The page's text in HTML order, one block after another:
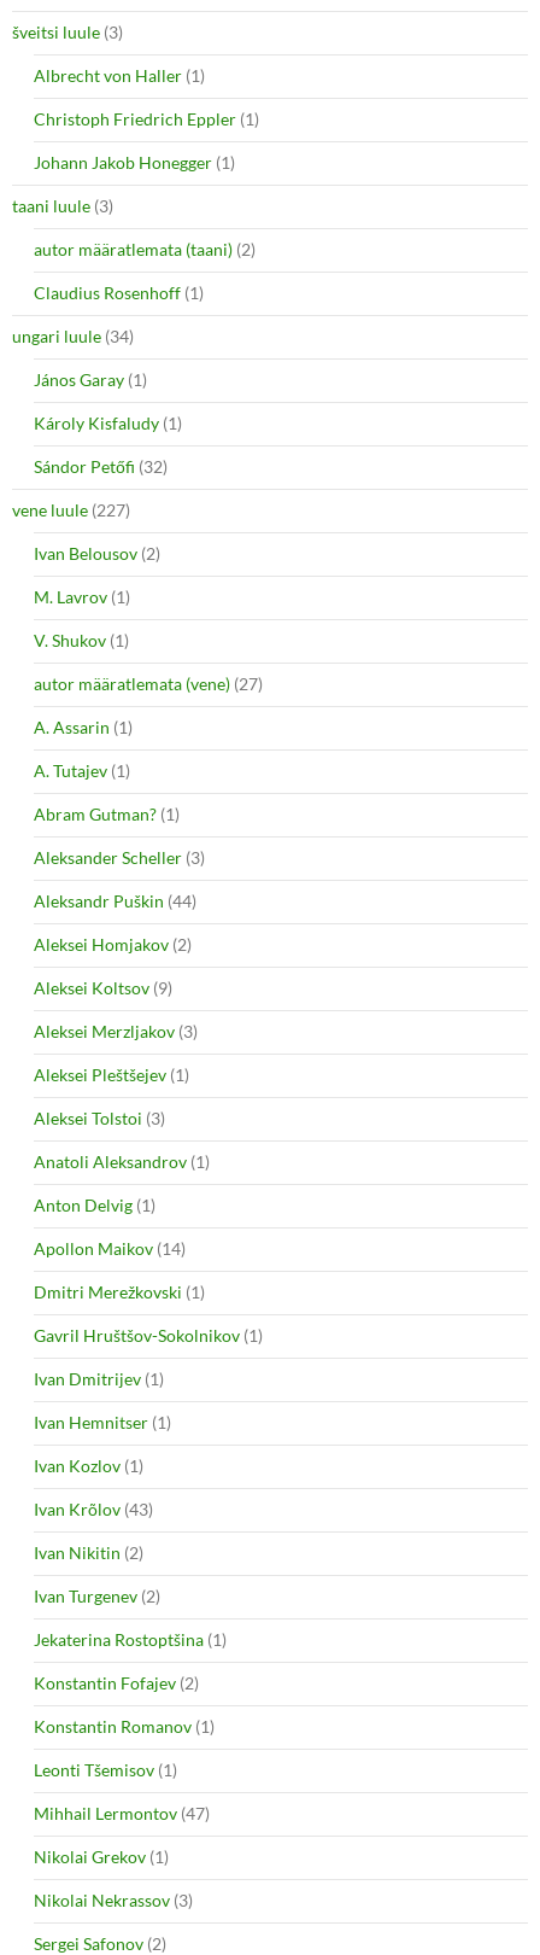
šveitsi luule (3)
Albrecht von Haller (1)
Christoph Friedrich Eppler (1)
Johann Jakob Honegger (1)
taani luule (3)
autor määratlemata (taani) (2)
Claudius Rosenhoff (1)
ungari luule (34)
János Garay (1)
Károly Kisfaludy (1)
Sándor Petőfi (32)
vene luule (227)
Ivan Belousov (2)
M. Lavrov (1)
V. Shukov (1)
autor määratlemata (vene) (27)
A. Assarin (1)
A. Tutajev (1)
Abram Gutman? (1)
Aleksander Scheller (3)
Aleksandr Puškin (44)
Aleksei Homjakov (2)
Aleksei Koltsov (9)
Aleksei Merzljakov (3)
Aleksei Pleštšejev (1)
Aleksei Tolstoi (3)
Anatoli Aleksandrov (1)
Anton Delvig (1)
Apollon Maikov (14)
Dmitri Merežkovski (1)
Gavril Hruštšov-Sokolnikov (1)
Ivan Dmitrijev (1)
Ivan Hemnitser (1)
Ivan Kozlov (1)
Ivan Krõlov (43)
Ivan Nikitin (2)
Ivan Turgenev (2)
Jekaterina Rostoptšina (1)
Konstantin Fofajev (2)
Konstantin Romanov (1)
Leonti Tšemisov (1)
Mihhail Lermontov (47)
Nikolai Grekov (1)
Nikolai Nekrassov (3)
Sergei Safonov (2)